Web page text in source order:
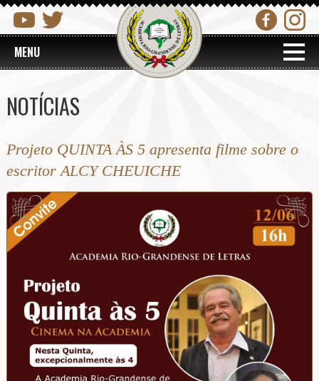
MENU
NOTÍCIAS
Projeto QUINTA ÀS 5 apresenta filme sobre o
escritor ALCY CHEUICHE